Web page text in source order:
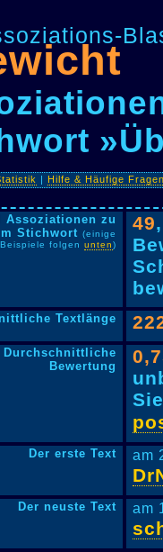
|Hilfe & Häufige
Assoziationen zu
Stichwort (einige
Beispiele folgen unten)
49
Textlänge
Durchschnittliche
Bewertung
Der erste Text am
Der neuste Text am